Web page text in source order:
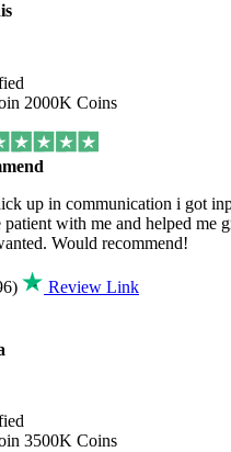
2000K Coins
up in communication i got
patient with me and helped me
Would recommend!
Review Link
3500K Coins